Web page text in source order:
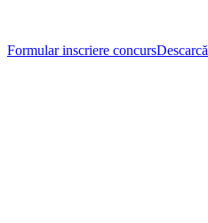
Formular inscriere concursDescarcă